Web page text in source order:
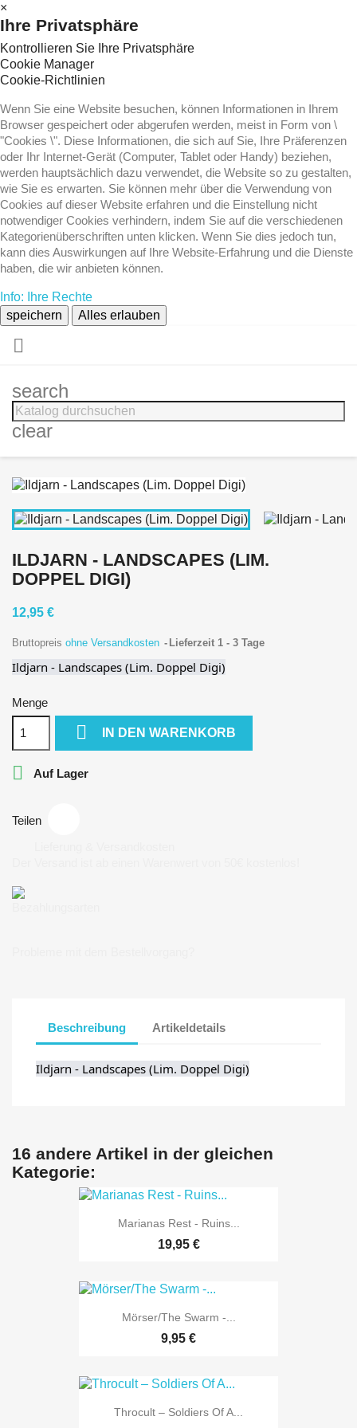
×
Ihre Privatsphäre
Kontrollieren Sie Ihre Privatsphäre
Cookie Manager
Cookie-Richtlinien
Wenn Sie eine Website besuchen, können Informationen in Ihrem
Browser gespeichert oder abgerufen werden, meist in Form von \
"Cookies \". Diese Informationen, die sich auf Sie, Ihre Präferenzen
oder Ihr Internet-Gerät (Computer, Tablet oder Handy) beziehen,
werden hauptsächlich dazu verwendet, die Website so zu gestalten,
wie Sie es erwarten. Sie können mehr über die Verwendung von
Cookies auf dieser Website erfahren und die Einstellung nicht
notwendiger Cookies verhindern, indem Sie auf die verschiedenen
Kategorienüberschriften unten klicken. Wenn Sie dies jedoch tun,
kann dies Auswirkungen auf Ihre Website-Erfahrung und die Dienste
haben, die wir anbieten können.
Info: Ihre Rechte
speichern
Alles erlauben

search
clear
ILDJARN - LANDSCAPES (LIM.
DOPPEL DIGI)
12,95 €
Bruttopreis ohne Versandkosten Lieferzeit 1 - 3 Tage
Ildjarn - Landscapes (Lim. Doppel Digi)
Menge
 IN DEN WARENKORB
 Auf Lager
Teilen
Beschreibung Artikeldetails
Ildjarn - Landscapes (Lim. Doppel Digi)
16 andere Artikel in der gleichen
Kategorie:
Marianas Rest - Ruins...
19,95 €
Mörser/The Swarm -...
9,95 €
Throcult – Soldiers Of A...